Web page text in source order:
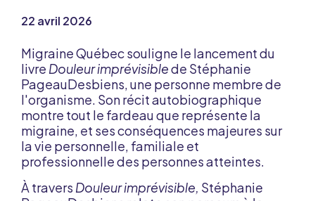
22 avril 2026
Migraine Québec souligne le lancement du
livre Douleur imprévisiblede Stéphanie
PageauDesbiens, une personne membre de
l'organisme. Son récit autobiographique
montre tout le fardeau que représente la
migraine, et ses conséquences majeures sur
la vie personnelle, familiale et
professionnelle des personnes atteintes.
À travers Douleur imprévisible, Stéphanie